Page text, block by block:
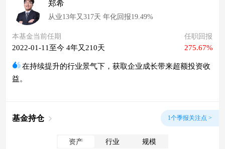
郑希
从业13年又317天 年化回报19.49%
本基金当前任期
2022-01-11至今 4年又210天
任职回报
275.67%
在持续提升的行业景气下，获取企业成长带来超额投资收
益。
基金持仓 1个季报关注点 >
资产 行业 规模